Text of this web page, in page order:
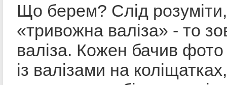
Що берем? Слід
«тривожна валіза» - то
валіза. Кожен бачив фото
із валізами на